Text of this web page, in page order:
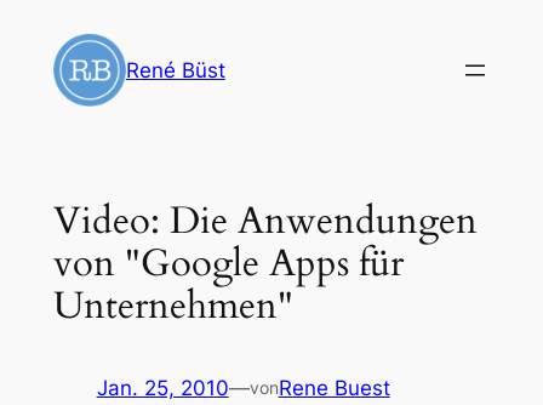
Inhalt
springen
René Büst
Video: Die Anwendungen
von "Google Apps für
Unternehmen"
Jan. 25, 2010—vonRene Buest